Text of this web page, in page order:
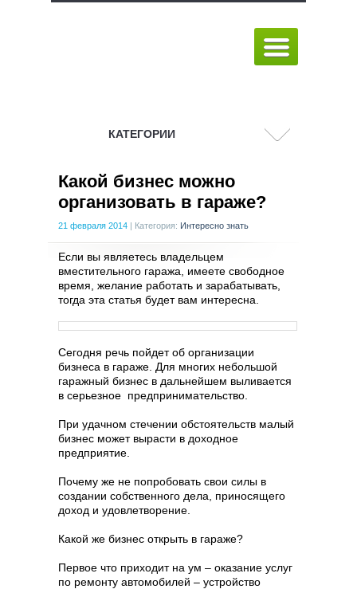
КАТЕГОРИИ
Какой бизнес можно
организовать в гараже?
21 февраля 2014 | Категория: Интересно знать
Если вы являетесь владельцем
вместительного гаража, имеете свободное
время, желание работать и зарабатывать,
тогда эта статья будет вам интересна.
Сегодня речь пойдет об организации
бизнеса в гараже. Для многих небольшой
гаражный бизнес в дальнейшем выливается
в серьезное предпринимательство.
При удачном стечении обстоятельств малый
бизнес может вырасти в доходное
предприятие.
Почему же не попробовать свои силы в
создании собственного дела, приносящего
доход и удовлетворение.
Какой же бизнес открыть в гараже?
Первое что приходит на ум – оказание услуг
по ремонту автомобилей – устройство